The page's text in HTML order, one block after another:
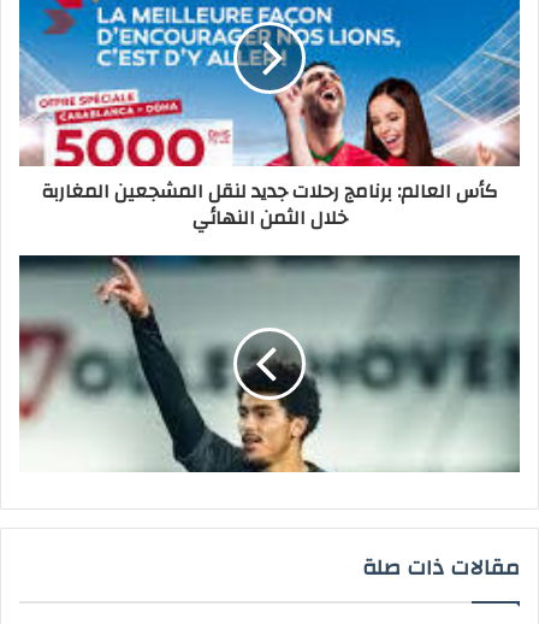
حملة توسع جديدة
كأس العالم: برنامج رحلات جديد لنقل المشجعين المغاربة
خلال الثمن النهائي
مقالات ذات صلة